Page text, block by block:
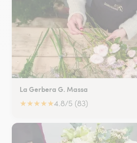
La Gerbera G. Massa
★★★★★4.8/5 (83)